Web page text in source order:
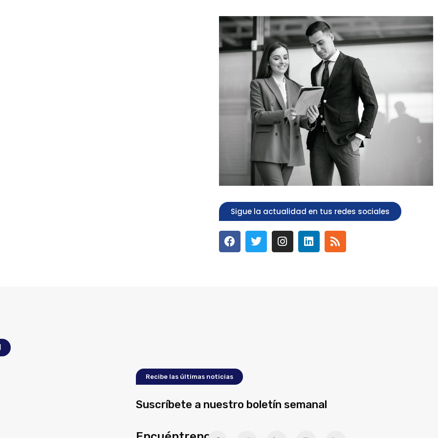
Sigue la actualidad en tus redes sociales
Recibe las últimas noticias
Suscríbete a nuestro boletín semanal